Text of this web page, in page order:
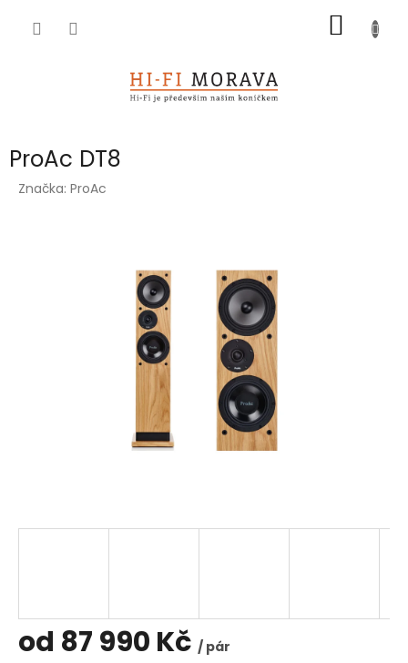
KOŠÍK
ProAc DT8
Značka: ProAc
od 87 990 Kč / pár